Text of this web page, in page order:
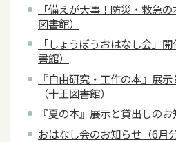
「備えが大事！防災・救急
図書館）
「しょうぼうおはなし会」
書館）
『自由研究・工作の本』展
（十王図書館）
『夏の本』展示と貸出しの
おはなし会のお知らせ（6月分